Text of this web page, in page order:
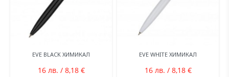
EVE BLACK ХИМИКАЛ
16 лв. / 8,18 €
EVE WHITE ХИМИКАЛ
16 лв. / 8,18 €